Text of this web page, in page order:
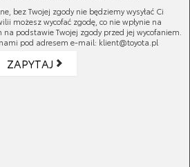
bez Twojej zgody nie będziemy wysyłać Ci
możesz wycofać zgodę, co nie wpłynie na
podstawie Twojej zgody przed jej wycofaniem.
pod adresem e-mail: klient@toyota.pl
ZAPYTAJ